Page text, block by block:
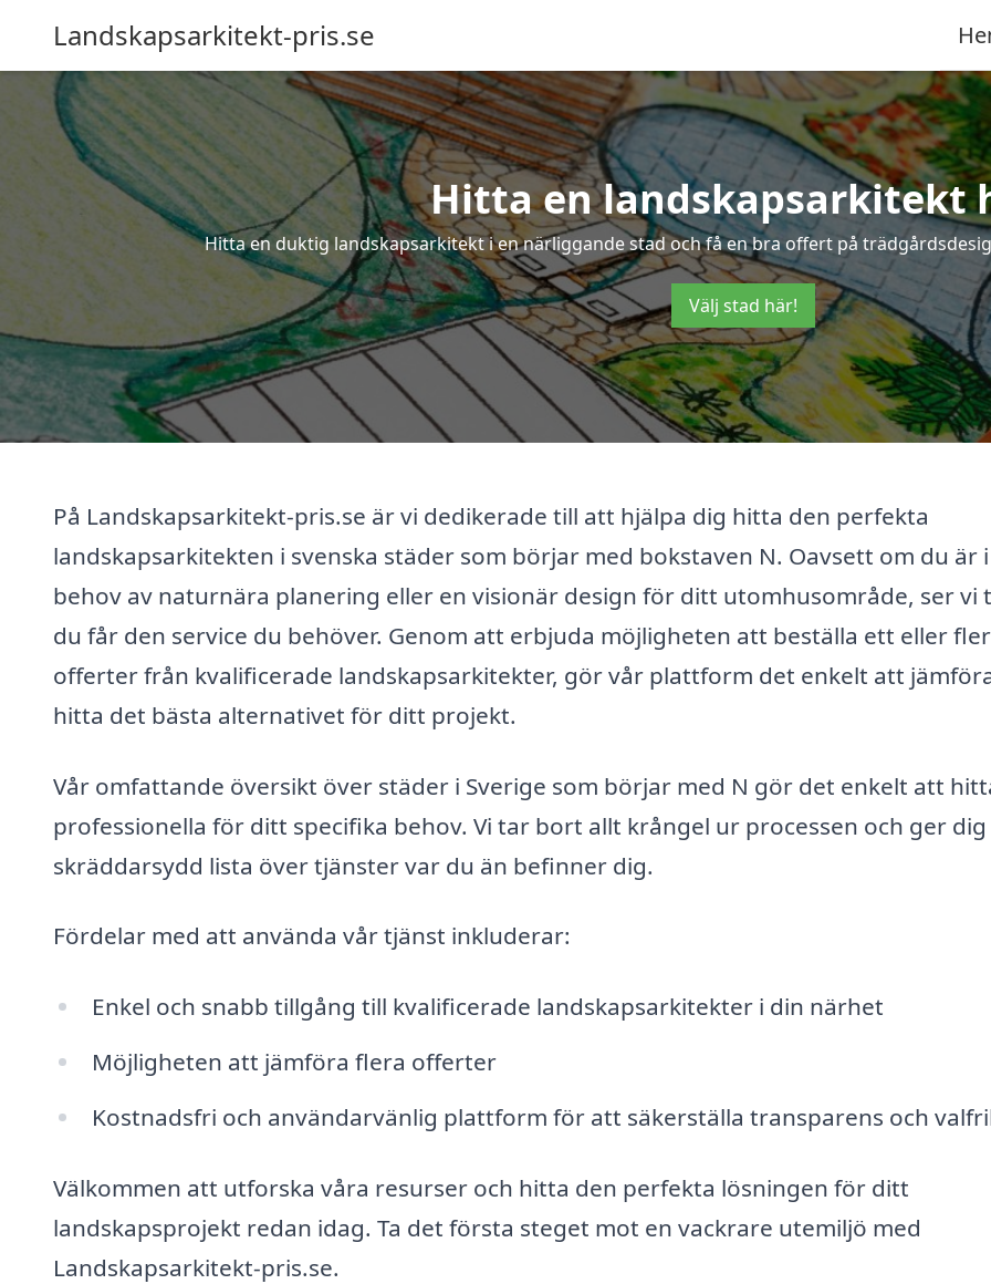
Landskapsarkitekt-pris.se
Hitta en landskapsarkitekt
Hitta en duktig landskapsarkitekt i en närliggande stad och få en bra offert på
Välj stad här!
På Landskapsarkitekt-pris.se är vi dedikerade till att hjälpa dig hitta den perfekta
landskapsarkitekten i svenska städer som börjar med bokstaven N. Oavsett om du är i
behov av naturnära planering eller en visionär design för ditt utomhusområde, ser vi
du får den service du behöver. Genom att erbjuda möjligheten att beställa ett eller
offerter från kvalificerade landskapsarkitekter, gör vår plattform det enkelt att
hitta det bästa alternativet för ditt projekt.
Vår omfattande översikt över städer i Sverige som börjar med N gör det enkelt att
professionella för ditt specifika behov. Vi tar bort allt krångel ur processen och ger
skräddarsydd lista över tjänster var du än befinner dig.
Fördelar med att använda vår tjänst inkluderar:
Enkel och snabb tillgång till kvalificerade landskapsarkitekter i din närhet
Möjligheten att jämföra flera offerter
Kostnadsfri och användarvänlig plattform för att säkerställa transparens och
Välkommen att utforska våra resurser och hitta den perfekta lösningen för ditt
landskapsprojekt redan idag. Ta det första steget mot en vackrare utemiljö med
Landskapsarkitekt-pris.se.